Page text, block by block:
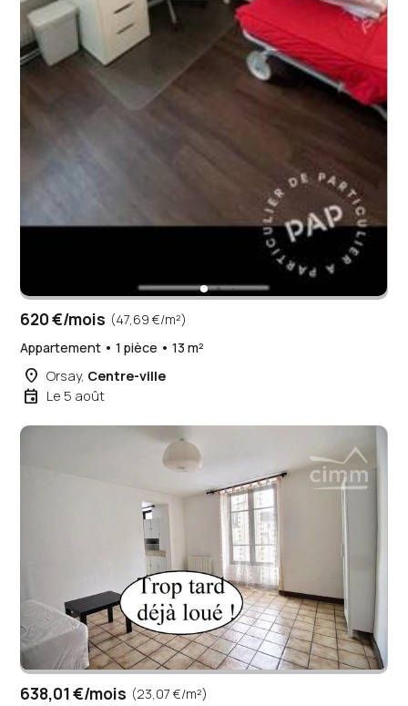
620 €/mois (47,69 €/m²)
Appartement • 1 pièce • 13 m²
place Orsay, Centre-ville
event Le 5 août
638,01 €/mois (23,07 €/m²)